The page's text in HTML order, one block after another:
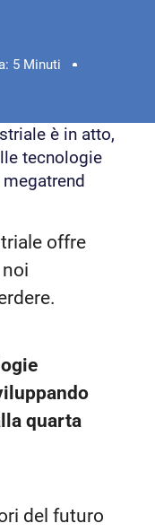
5 Minuti
è in atto,
tecnologie
offre
quarta
del futuro